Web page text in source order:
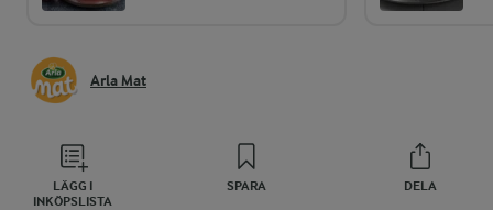
Arla Mat
LÄGG I
INKÖPSLISTA
SPARA DELA